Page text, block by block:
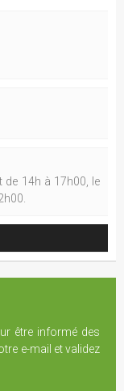
de 14h à 17h00, le
être informé des
e-mail et validez